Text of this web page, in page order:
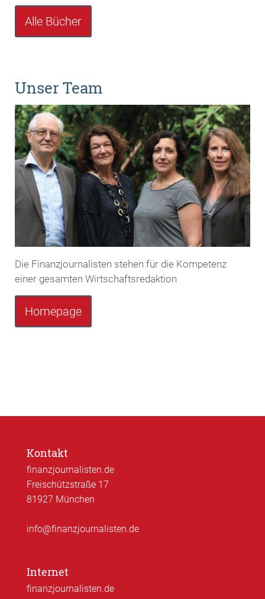
Alle Bücher
Unser Team
Die Finanzjournalisten stehen für die Kompetenz
einer gesamten Wirtschaftsredaktion
Homepage
Kontakt
finanzjournalisten.de
Freischützstraße 17
81927 München
info@finanzjournalisten.de
Internet
finanzjournalisten.de